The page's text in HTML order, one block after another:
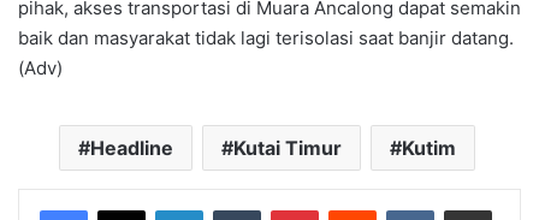
pihak, akses transportasi di Muara Ancalong dapat semakin
baik dan masyarakat tidak lagi terisolasi saat banjir datang.
(Adv)
Headline Kutai Timur Kutim
LinkedInTumblr PinterestReddit VKontakteShare via Email